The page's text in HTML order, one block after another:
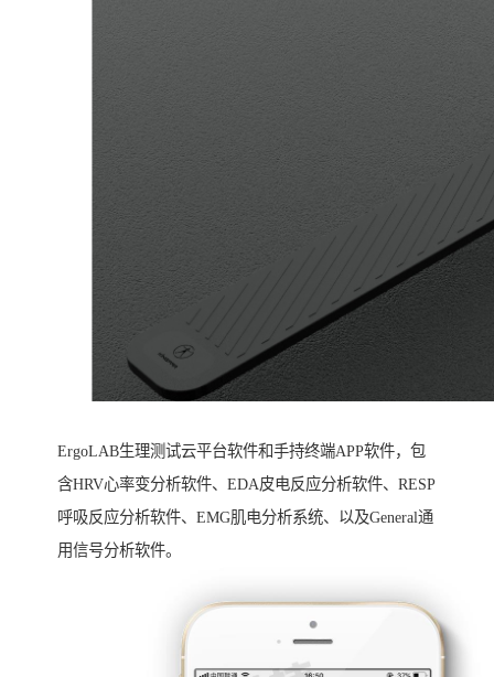
ErgoLAB生理测试云平台软件和手持终端APP软件，包
含HRV心率变分析软件、EDA皮电反应分析软件、RESP
呼吸反应分析软件、EMG肌电分析系统、以及General通
用信号分析软件。